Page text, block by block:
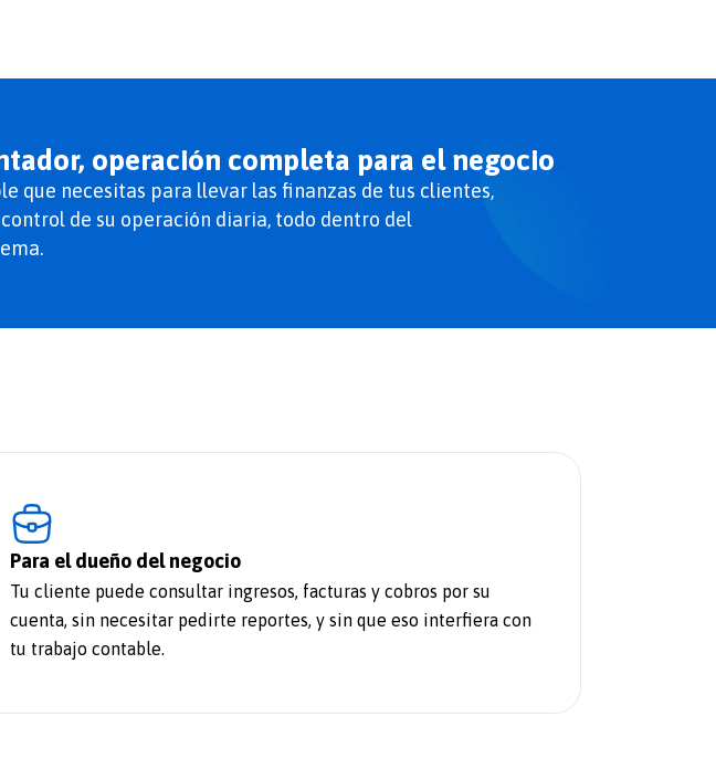
operación completa para el negocio
que necesitas para llevar las finanzas de tus clientes,
de su operación diaria, todo dentro del
Para el dueño del negocio
Tu cliente puede consultar ingresos, facturas y cobros por su
cuenta, sin necesitar pedirte reportes, y sin que eso interfiera con
tu trabajo contable.